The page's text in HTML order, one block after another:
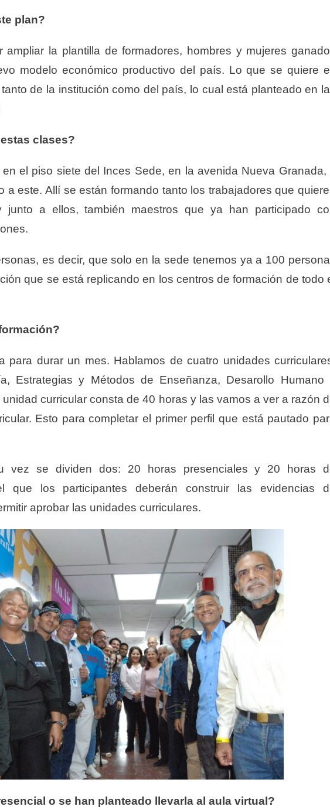
plan?
ampliar la plantilla de formadores, hombres y mujeres
modelo económico productivo del país. Lo que se quiere
de la institución como del país, lo cual está planteado en
clases?
el piso siete del Inces Sede, en la avenida Nueva Granada,
a este. Allí se están formando tanto los trabajadores que
junto a ellos, también maestros que ya han participado
es decir, que solo en la sede tenemos ya a 100
que se está replicando en los centros de formación de todo
para durar un mes. Hablamos de cuatro unidades
Estrategias y Métodos de Enseñanza, Desarollo Humano
curricular consta de 40 horas y las vamos a ver a razón
Esto para completar el primer perfil que está pautado
vez se dividen dos: 20 horas presenciales y 20 horas
que los participantes deberán construir las evidencias
aprobar las unidades curriculares.
o se han planteado llevarla al aula virtual?